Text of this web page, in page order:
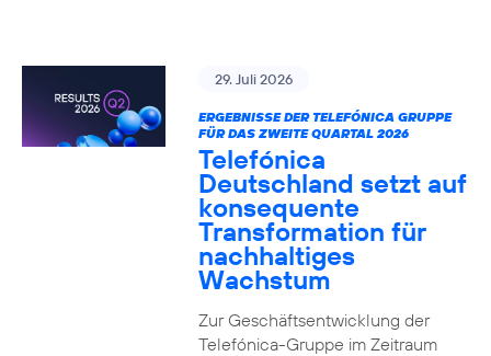
29. Juli 2026
ERGEBNISSE DER TELEFÓNICA GRUPPE
FÜR DAS ZWEITE QUARTAL 2026
Telefónica
Deutschland setzt auf
konsequente
Transformation für
nachhaltiges
Wachstum
Zur Geschäftsentwicklung der
Telefónica-Gruppe im Zeitraum